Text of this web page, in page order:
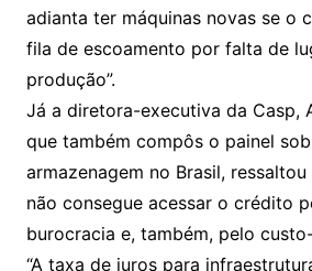
adianta ter máquinas novas se o
fila de escoamento por falta de
produção”.
Já a diretora-executiva da Casp,
que também compôs o painel
armazenagem no Brasil,
não consegue acessar o crédito
burocracia e, também, pelo
“A taxa de juros para